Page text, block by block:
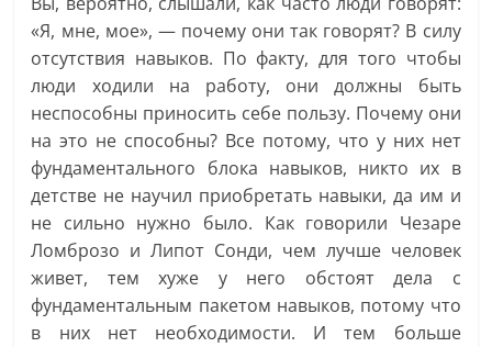
«Я, мне, мое», — почему они так говорят? В силу
отсутствия навыков. По факту, для того чтобы
люди ходили на работу, они должны быть
неспособны приносить себе пользу. Почему они
на это не способны? Все потому, что у них нет
фундаментального блока навыков, никто их в
детстве не научил приобретать навыки, да им и
не сильно нужно было. Как говорили Чезаре
Ломброзо и Липот Сонди, чем лучше человек
живет, тем хуже у него обстоят дела с
фундаментальным пакетом навыков, потому что
в них нет необходимости. И тем больше